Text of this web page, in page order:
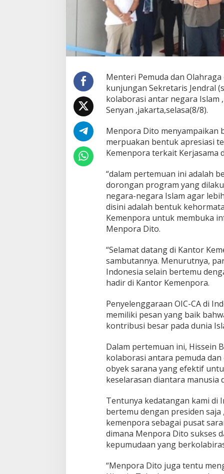
Menteri Pemuda dan
kunjungan Sekretaris Jendral
kolaborasi antar negara Islam
Senyan ,jakarta,selasa(8/8).
Menpora Dito menyampaikan
merpuakan bentuk apresiasi
Kemenpora terkait Kerjasama
“dalam pertemuan ini adalah
dorongan program yang
negara-negara Islam agar
disini adalah bentuk
Kemenpora untuk membuka
Menpora Dito.
“Selamat datang di Kantor
sambutannya. Menurutnya,
Indonesia selain bertemu
hadir di Kantor Kemenpora.
Penyelenggaraan OIC-CA di
memiliki pesan yang baik
kontribusi besar pada dunia
Dalam pertemuan ini, Hissein
kolaborasi antara pemuda
obyek sarana yang efektif
keselarasan diantara manusia
Tentunya kedatangan kami di
bertemu dengan presiden
kemenpora sebagai pusat
dimana Menpora Dito sukses
kepumudaan yang
“Menpora Dito juga tentu